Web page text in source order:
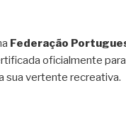
Federação
oficialmente
sua vertente recreativa.